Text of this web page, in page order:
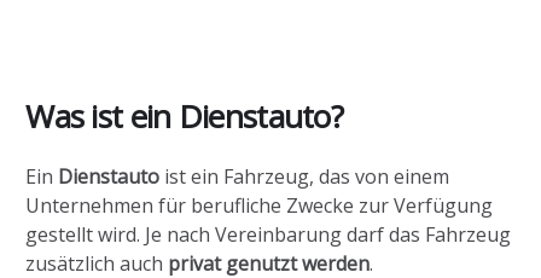
Was ist ein Dienstauto?
Ein Dienstauto ist ein Fahrzeug, das von einem
Unternehmen für berufliche Zwecke zur Verfügung
gestellt wird. Je nach Vereinbarung darf das Fahrzeug
zusätzlich auch privat genutzt werden.